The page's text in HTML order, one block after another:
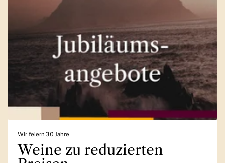
Wir feiern 30 Jahre
Weine zu reduzierten